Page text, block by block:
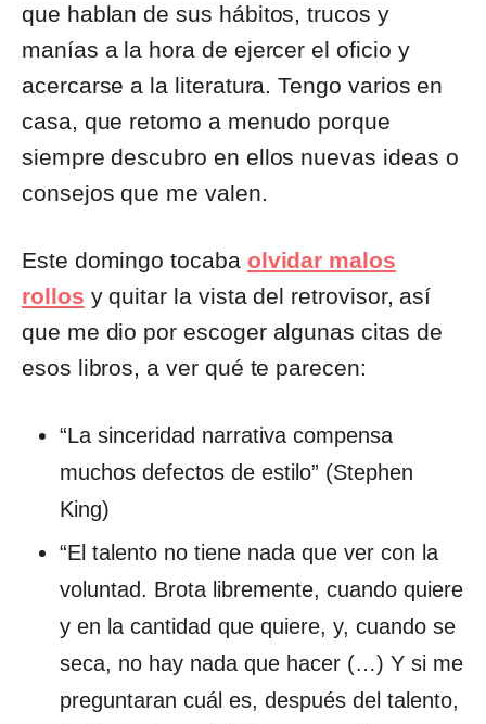
que hablan de sus hábitos, trucos y
manías a la hora de ejercer el oficio y
acercarse a la literatura. Tengo varios en
casa, que retomo a menudo porque
siempre descubro en ellos nuevas ideas o
consejos que me valen.
Este domingo tocaba olvidar malos
rollos y quitar la vista del retrovisor, así
que me dio por escoger algunas citas de
esos libros, a ver qué te parecen:
“La sinceridad narrativa compensa
muchos defectos de estilo” (Stephen
King)
“El talento no tiene nada que ver con la
voluntad. Brota libremente, cuando quiere
y en la cantidad que quiere, y, cuando se
seca, no hay nada que hacer (…) Y si me
preguntaran cuál es, después del talento,